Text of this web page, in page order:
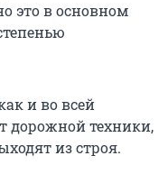
это в основном
и во всей
дорожной техники,
из строя.